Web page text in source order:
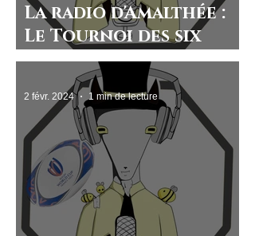
La radio d'Amalthée :
Le Tournoi des six
nations masculin 2024
2 févr. 2024 1 min de lecture